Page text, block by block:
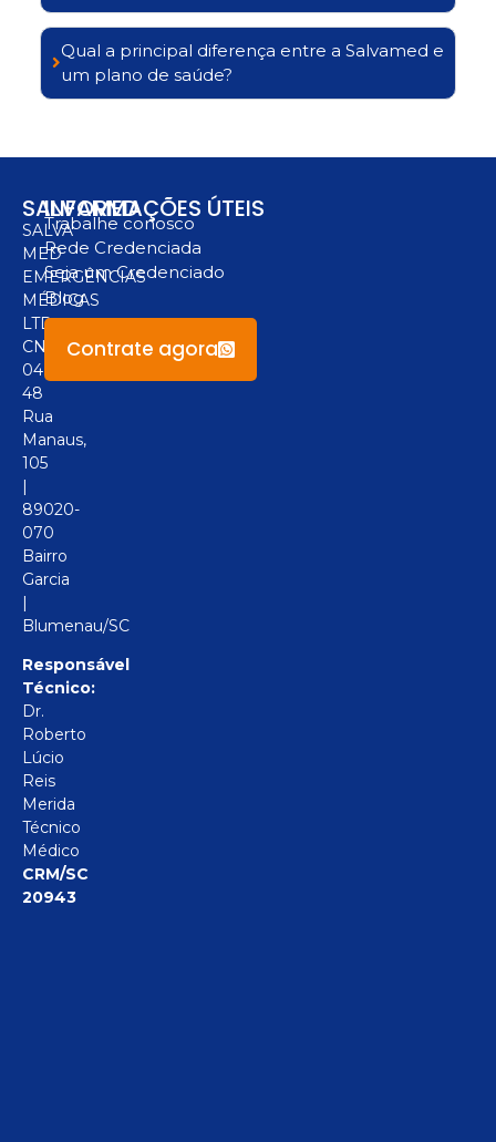
Qual a principal diferença entre a Salvamed e
um plano de saúde?
SALVAMED
SALVA
MED
EMERGÊNCIAS
MÉDICAS
LTD
CNPJ:
04.094.517/0001-
48
Rua
Manaus,
105
|
89020-
070
Bairro
Garcia
|
Blumenau/SC
Responsável
Técnico:
Dr.
Roberto
Lúcio
Reis
Merida
Técnico
Médico
CRM/SC
20943
INFORMAÇÕES ÚTEIS
Trabalhe conosco
Rede Credenciada
Seja um Credenciado
Blog
Contrate agora